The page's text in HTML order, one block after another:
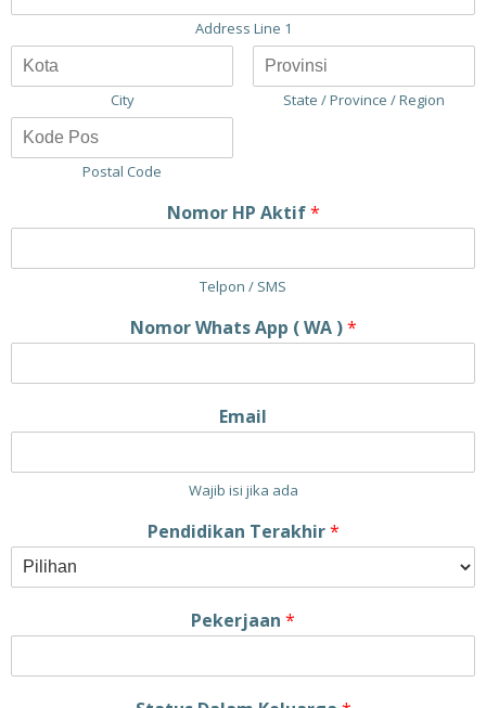
Address Line 1
City State / Province / Region
Postal Code
Nomor HP Aktif*
Telpon / SMS
Nomor Whats App ( WA )*
Email
Wajib isi jika ada
Pendidikan Terakhir*
Pekerjaan *